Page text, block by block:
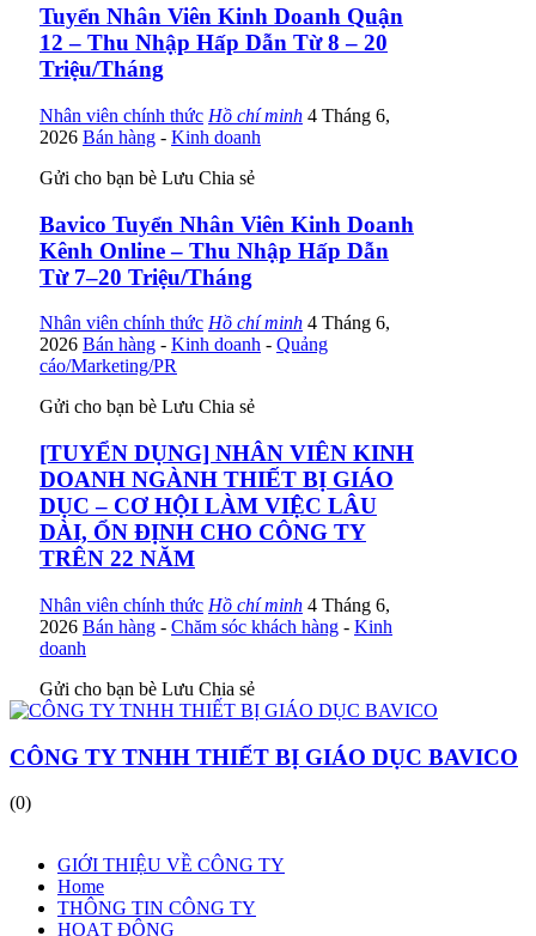
Tuyển Nhân Viên Kinh Doanh Quận
12 – Thu Nhập Hấp Dẫn Từ 8 – 20
Triệu/Tháng
Nhân viên chính thức Hồ chí minh 4 Tháng 6,
2026 Bán hàng - Kinh doanh
Gửi cho bạn bè Lưu Chia sẻ
Bavico Tuyển Nhân Viên Kinh Doanh
Kênh Online – Thu Nhập Hấp Dẫn
Từ 7–20 Triệu/Tháng
Nhân viên chính thức Hồ chí minh 4 Tháng 6,
2026 Bán hàng - Kinh doanh - Quảng
cáo/Marketing/PR
Gửi cho bạn bè Lưu Chia sẻ
[TUYỂN DỤNG] NHÂN VIÊN KINH
DOANH NGÀNH THIẾT BỊ GIÁO
DỤC – CƠ HỘI LÀM VIỆC LÂU
DÀI, ỔN ĐỊNH CHO CÔNG TY
TRÊN 22 NĂM
Nhân viên chính thức Hồ chí minh 4 Tháng 6,
2026 Bán hàng - Chăm sóc khách hàng - Kinh
doanh
Gửi cho bạn bè Lưu Chia sẻ
CÔNG TY TNHH THIẾT BỊ GIÁO DỤC BAVICO
(0)
GIỚI THIỆU VỀ CÔNG TY
Home
THÔNG TIN CÔNG TY
HOẠT ĐỘNG